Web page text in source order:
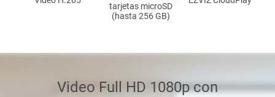
tarjetas microSD
(hasta 256 GB)
Video Full HD 1080p con